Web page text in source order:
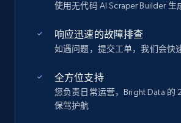
使用无代码 AI Scraper Builder 生
响应迅速的故障排查
如遇问题，提交工单，我们会快
全方位支持
您负责日常运营，Bright Data 的
保驾护航